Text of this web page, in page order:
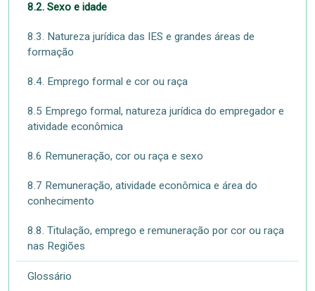
8.2. Sexo e idade
8.3. Natureza jurídica das IES e grandes áreas de
formação
8.4. Emprego formal e cor ou raça
8.5 Emprego formal, natureza jurídica do empregador e
atividade econômica
8.6 Remuneração, cor ou raça e sexo
8.7 Remuneração, atividade econômica e área do
conhecimento
8.8. Titulação, emprego e remuneração por cor ou raça
nas Regiões
Glossário